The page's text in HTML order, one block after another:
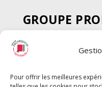
Pour offrir les meilleures
GROUPE
SPECTACLE
Chèque
Chèque Compta